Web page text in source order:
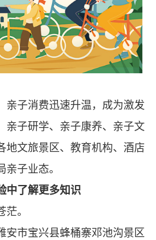
亲子消费迅速升温，成为激发
亲子研学、亲子康养、亲子文
地文旅景区、教育机构、酒店
亲子业态。
中了解更多知识
。
安市宝兴县蜂桶寨邓池沟景区